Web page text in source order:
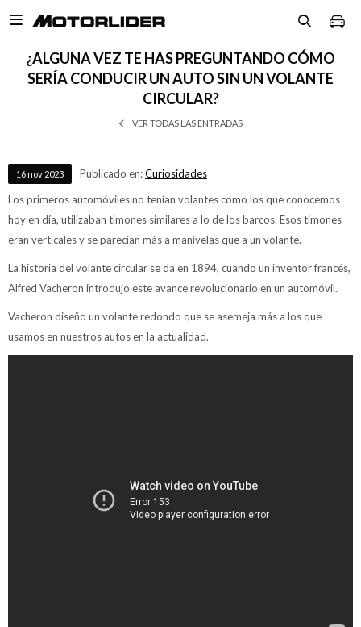

¿ALGUNA VEZ TE HAS PREGUNTANDO CÓMO
SERÍA CONDUCIR UN AUTO SIN UN VOLANTE
CIRCULAR?
VER TODAS LAS ENTRADAS
16 nov 2023 Publicado en:Curiosidades
Los primeros automóviles no tenían volantes como los que conocemos
hoy en día, utilizaban timones similares a lo de los barcos. Esos timones
eran verticales y se parecían más a manivelas que a un volante.
La historia del volante circular se da en 1894, cuando un inventor francés,
Alfred Vacheron introdujo este avance revolucionario en un automóvil.
Vacheron diseño un volante redondo que se asemeja más a los que
usamos en nuestros autos en la actualidad.